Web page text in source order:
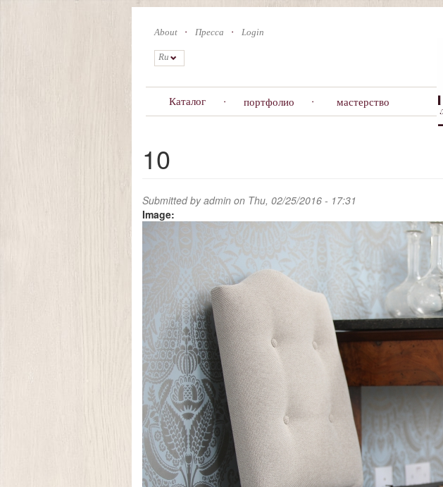
About Пресса Login
Ru
Каталог портфолио мастерство
10
Submitted byadmin on Thu, 02/25/2016 - 17:31
Image: